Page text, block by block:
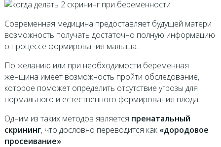
Современная медицина предоставляет будущей матери
возможность получать достаточно полную информацию
о процессе формирования малыша.
По желанию или при необходимости беременная
женщина имеет возможность пройти обследование,
которое поможет определить отсутствие угрозы для
нормального и естественного формирования плода.
Одним из таких методов является пренатальный
скрининг, что дословно переводится как «дородовое
просеивание».